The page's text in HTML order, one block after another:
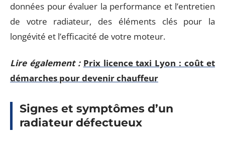
données pour évaluer la performance et l’entretien
de votre radiateur, des éléments clés pour la
longévité et l’efficacité de votre moteur.
Lire également : Prix licence taxi Lyon : coût et
démarches pour devenir chauffeur
Signes et symptômes d’un
radiateur défectueux